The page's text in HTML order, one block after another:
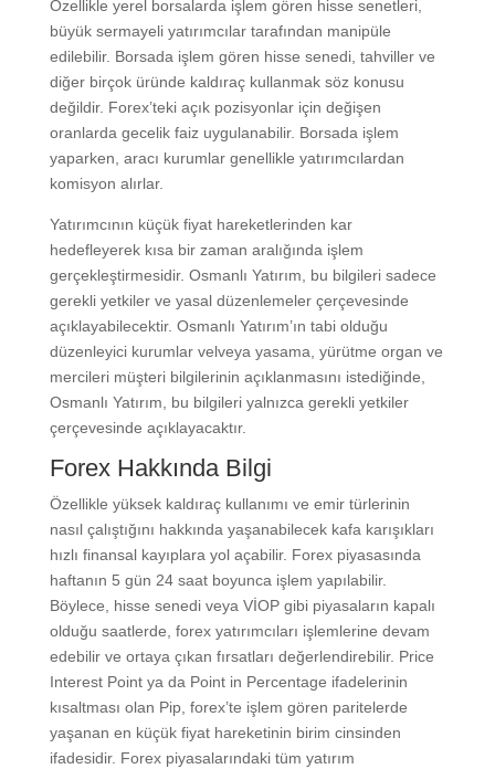
Özellikle yerel borsalarda işlem gören hisse senetleri,
büyük sermayeli yatırımcılar tarafından manipüle
edilebilir. Borsada işlem gören hisse senedi, tahviller ve
diğer birçok üründe kaldıraç kullanmak söz konusu
değildir. Forex’teki açık pozisyonlar için değişen
oranlarda gecelik faiz uygulanabilir. Borsada işlem
yaparken, aracı kurumlar genellikle yatırımcılardan
komisyon alırlar.
Yatırımcının küçük fiyat hareketlerinden kar
hedefleyerek kısa bir zaman aralığında işlem
gerçekleştirmesidir. Osmanlı Yatırım, bu bilgileri sadece
gerekli yetkiler ve yasal düzenlemeler çerçevesinde
açıklayabilecektir. Osmanlı Yatırım’ın tabi olduğu
düzenleyici kurumlar velveya yasama, yürütme organ ve
mercileri müşteri bilgilerinin açıklanmasını istediğinde,
Osmanlı Yatırım, bu bilgileri yalnızca gerekli yetkiler
çerçevesinde açıklayacaktır.
Forex Hakkında Bilgi
Özellikle yüksek kaldıraç kullanımı ve emir türlerinin
nasıl çalıştığını hakkında yaşanabilecek kafa karışıkları
hızlı finansal kayıplara yol açabilir. Forex piyasasında
haftanın 5 gün 24 saat boyunca işlem yapılabilir.
Böylece, hisse senedi veya VİOP gibi piyasaların kapalı
olduğu saatlerde, forex yatırımcıları işlemlerine devam
edebilir ve ortaya çıkan fırsatları değerlendirebilir. Price
Interest Point ya da Point in Percentage ifadelerinin
kısaltması olan Pip, forex’te işlem gören paritelerde
yaşanan en küçük fiyat hareketinin birim cinsinden
ifadesidir. Forex piyasalarındaki tüm yatırım